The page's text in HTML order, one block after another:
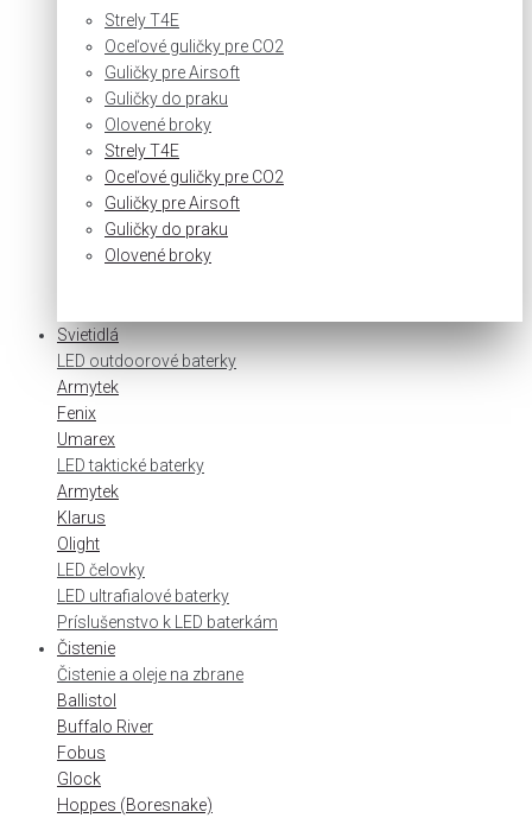
Strely T4E
Oceľové guličky pre CO2
Guličky pre Airsoft
Guličky do praku
Olovené broky
Strely T4E
Oceľové guličky pre CO2
Guličky pre Airsoft
Guličky do praku
Olovené broky
Svietidlá
LED outdoorové baterky
Armytek
Fenix
Umarex
LED taktické baterky
Armytek
Klarus
Olight
LED čelovky
LED ultrafialové baterky
Príslušenstvo k LED baterkám
Čistenie
Čistenie a oleje na zbrane
Ballistol
Buffalo River
Fobus
Glock
Hoppes (Boresnake)